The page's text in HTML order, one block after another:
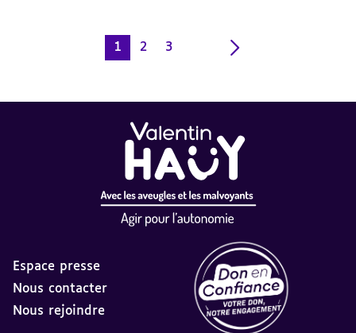
Page
1 Page
2 Page
3
Espace presse
Nous contacter
Nous rejoindre